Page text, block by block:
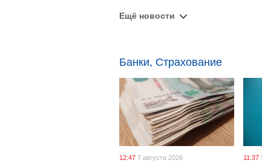
Ещё новости
Банки, Страхование
12:47 7 августа 2026 11:37